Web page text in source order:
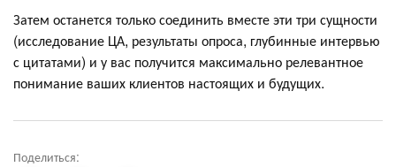
Затем останется только соединить вместе эти три сущности
(исследование ЦА, результаты опроса, глубинные интервью
с цитатами) и у вас получится максимально релевантное
понимание ваших клиентов настоящих и будущих.
Поделиться: